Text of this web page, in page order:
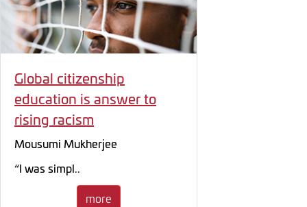
Global citizenship
education is answer to
rising racism
Mousumi Mukherjee
“I was simpl..
more